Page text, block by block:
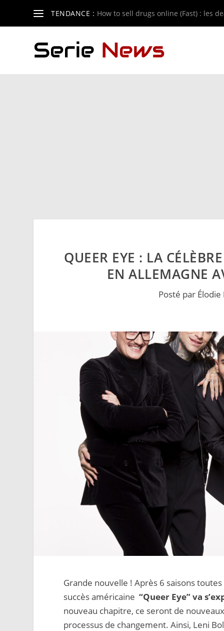
TENDANCE : How to sell drugs online (Fast) : les
QUEER EYE : LA
EN ALLEMAGNE
Posté par Élodie
Grande nouvelle ! Après 6 saisons
succès américaine “Queer Eye” va
nouveau chapitre, ce seront de
processus de changement. Ainsi, Leni